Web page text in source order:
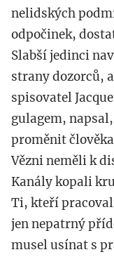
nelidských
odpočinek,
Slabší jedinci
strany dozorců,
spisovatel
gulagem,
proměnit
Vězni neměli k
Kanály kopali
Ti, kteří
jen nepatrný
musel usínat s